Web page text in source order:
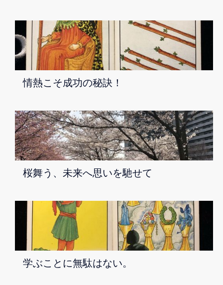
情熱こそ成功の秘訣！
桜舞う、未来へ思いを馳せて
学ぶことに無駄はない。